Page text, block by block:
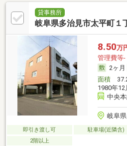
貸事務所
岐阜県多治見市太平町１
8.50万
管理費等-
2ヶ月
面積
1980年
中央
岐阜
即引き渡し可 駐車場(近隣含)
2階以上